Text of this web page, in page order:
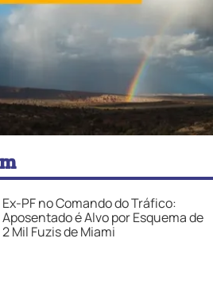
Ex-PF no Comando do Tráfico:
Aposentado é Alvo por Esquema de
2 Mil Fuzis de Miami